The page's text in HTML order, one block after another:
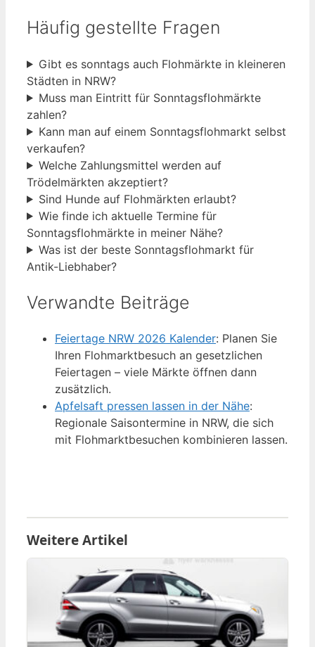
Häufig gestellte Fragen
Gibt es sonntags auch Flohmärkte in kleineren
Städten in NRW?
Muss man Eintritt für Sonntagsflohmärkte
zahlen?
Kann man auf einem Sonntagsflohmarkt selbst
verkaufen?
Welche Zahlungsmittel werden auf
Trödelmärkten akzeptiert?
Sind Hunde auf Flohmärkten erlaubt?
Wie finde ich aktuelle Termine für
Sonntagsflohmärkte in meiner Nähe?
Was ist der beste Sonntagsflohmarkt für
Antik-Liebhaber?
Verwandte Beiträge
Feiertage NRW 2026 Kalender: Planen Sie
Ihren Flohmarktbesuch an gesetzlichen
Feiertagen – viele Märkte öffnen dann
zusätzlich.
Apfelsaft pressen lassen in der Nähe:
Regionale Saisontermine in NRW, die sich
mit Flohmarktbesuchen kombinieren lassen.
Weitere Artikel